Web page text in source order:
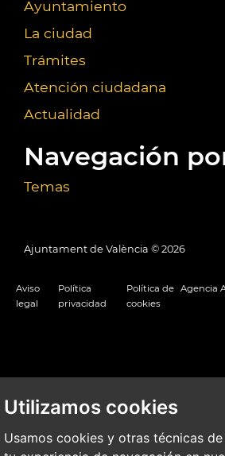
Utilizamos cookies
Usamos cookies y otras técnicas
Ayuntamiento
La ciudad
Trámites
Atención ciudadana
Actualidad
Navegación
Temas
Ajuntament de València © 2026
Aviso
legal
Política
privacidad
Política de
cookies
Agencia